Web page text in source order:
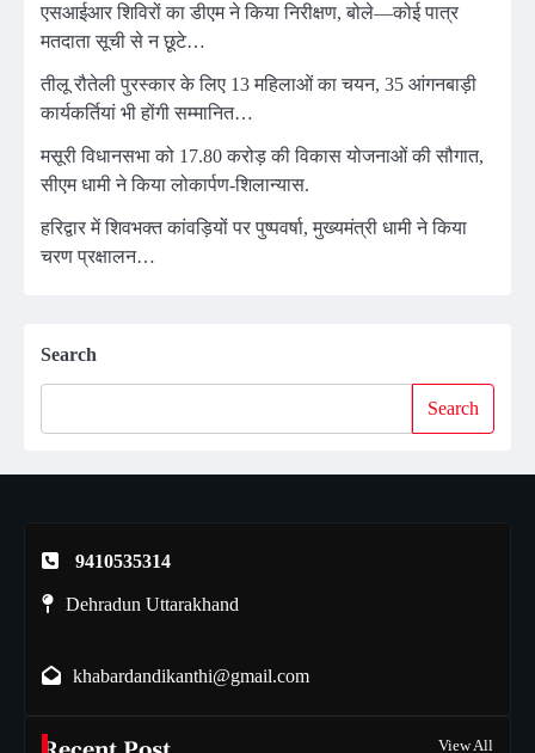
एसआईआर शिविरों का डीएम ने किया निरीक्षण, बोले—कोई पात्र
मतदाता सूची से न छूटे…
तीलू रौतेली पुरस्कार के लिए 13 महिलाओं का चयन, 35 आंगनबाड़ी
कार्यकर्तियां भी होंगी सम्मानित…
मसूरी विधानसभा को 17.80 करोड़ की विकास योजनाओं की सौगात,
सीएम धामी ने किया लोकार्पण-शिलान्यास.
हरिद्वार में शिवभक्त कांवड़ियों पर पुष्पवर्षा, मुख्यमंत्री धामी ने किया
चरण प्रक्षालन…
Search
Search
9410535314
Dehradun Uttarakhand
khabardandikanthi@gmail.com
View All